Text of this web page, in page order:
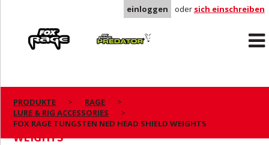
einloggen oder sich einschreiben
Predator
PRODUKTE
RAGE
LURE & RIG ACCESSORIES
FOX RAGE TUNGSTEN NED HEAD SHIELD WEIGHTS
FOX RAGE TUNGSTEN NED HEAD SHIELD
WEIGHTS